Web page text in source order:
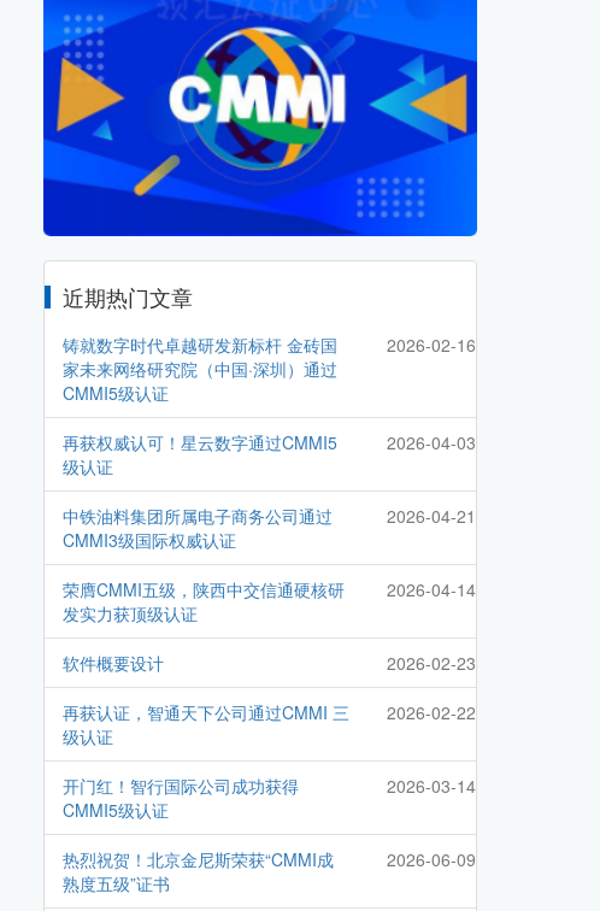
近期热门文章
铸就数字时代卓越研发新标杆 金砖国
家未来网络研究院（中国·深圳）通过
CMMI5级认证
2026-02-16
再获权威认可！星云数字通过CMMI5
级认证
2026-04-03
中铁油料集团所属电子商务公司通过
CMMI3级国际权威认证
2026-04-21
荣膺CMMI五级，陕西中交信通硬核研
发实力获顶级认证
2026-04-14
软件概要设计 2026-02-23
再获认证，智通天下公司通过CMMI 三
级认证
2026-02-22
开门红！智行国际公司成功获得
CMMI5级认证
2026-03-14
热烈祝贺！北京金尼斯荣获“CMMI成
熟度五级”证书
2026-06-09